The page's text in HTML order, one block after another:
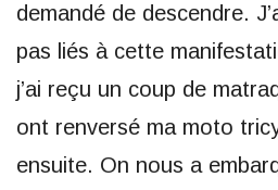
demandé de descendre.
pas liés à cette
j’ai reçu un coup de
ont renversé ma moto
ensuite. On nous a